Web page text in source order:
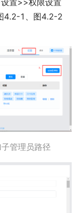
置>>权限设置
4.2-1、图4.2-2
管理员路径